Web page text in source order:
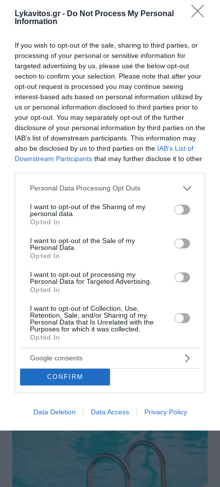
Lykavitos.gr - Do Not Process My Personal
Information
If you wish to opt-out of the sale, sharing to third parties, or
processing of your personal or sensitive information for
targeted advertising by us, please use the below opt-out
section to confirm your selection. Please note that after your
opt-out request is processed you may continue seeing
interest-based ads based on personal information utilized by
us or personal information disclosed to third parties prior to
your opt-out. You may separately opt-out of the further
disclosure of your personal information by third parties on the
IAB’s list of downstream participants. This information may
also be disclosed by us to third parties on the IAB’s List of
Downstream Participants that may further disclose it to other
Please note that this website/app uses one or more Google
not limited to your visit or usage behaviour. You may click to
grant or deny consent to Google and its third-party tags to
use your data for below specified purposes in below Google
consent section.
Personal Data Processing Opt Outs
I want to opt-out of the Sharing of my
personal data.
Opted In
I want to opt-out of the Sale of my
Personal Data.
Opted In
I want to opt-out of processing my
Personal Data for Targeted Advertising.
Opted In
I want to opt-out of Collection, Use,
Retention, Sale, and/or Sharing of my
Personal Data that Is Unrelated with the
Purposes for which it was collected.
Opted In
Google consents
CONFIRM
Data Deletion Data Access Privacy Policy
Φωτιά σε Αττική και Βοιωτία: Πώς έγινε η μεγάλη
επιχείρηση διάσωσης δια θαλάσσης
ΟΛΕΣ ΟΙ ΕΙΔΗΣΕΙΣ →
διαβάστε ακόμη
Δυτική Αττική: Αντιδιαβρωτικά έργα πριν τις
τη μεγάλη φωτιά
Στην προστασία των εδαφών, την αντιπλημμυρική
θωράκιση και, σε δεύτερο χρόνο, στην αποκατάσταση
του δασικού οικοσυστήματος επικεντρώνεται πλέον ο
κρατικός μηχανισμός μετά τη φωτιά ...
08 Αυγούστου 2026